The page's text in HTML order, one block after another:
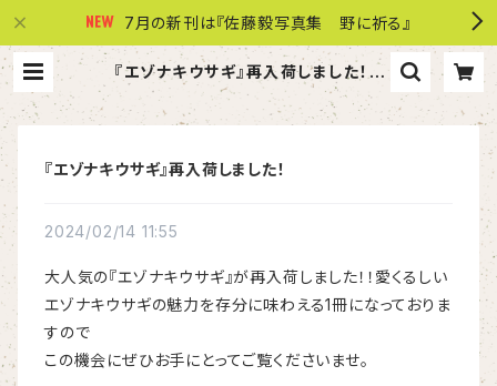
7月の新刊は『佐藤毅写真集 野に祈る』
『エゾナキウサギ』再入荷しました！ |
株式会社 共同文化社
『エゾナキウサギ』再入荷しました！
2024/02/14 11:55
大人気の『エゾナキウサギ』が再入荷しました！！愛くるしい
エゾナキウサギの魅力を存分に味わえる1冊になっておりま
すので
この機会にぜひお手にとってご覧くださいませ。